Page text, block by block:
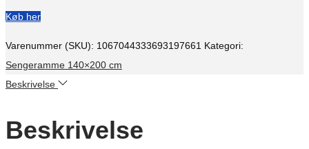
Køb her
Varenummer (SKU): 1067044333693197661 Kategori:
Sengeramme 140×200 cm
Beskrivelse
Beskrivelse